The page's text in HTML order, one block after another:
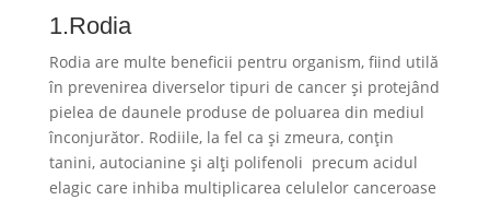
1.Rodia
Rodia are multe beneficii pentru organism, fiind utilă
în prevenirea diverselor tipuri de cancer și protejând
pielea de daunele produse de poluarea din mediul
înconjurător. Rodiile, la fel ca și zmeura, conțin
tanini, autocianine și alți polifenoli precum acidul
elagic care inhiba multiplicarea celulelor canceroase